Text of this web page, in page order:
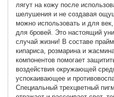
лягут на кожу после
шелушения и не создавая
можно использовать и для
для бровей. Это настоящий
случай жизни! В составе
кипариса, розмарина и
компонентов помогает
воздействия окружающей
успокаивающее и
Специальный трехцветный